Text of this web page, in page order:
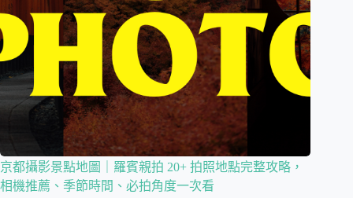
京都攝影景點地圖｜羅賓親拍 20+ 拍照地點完整攻略，
相機推薦、季節時間、必拍角度一次看